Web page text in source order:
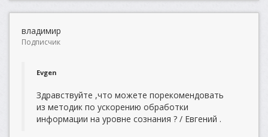
владимир
Подписчик
Evgen
Здравствуйте ,что можете порекомендовать
из методик по ускорению обработки
информации на уровне сознания ? / Евгений .